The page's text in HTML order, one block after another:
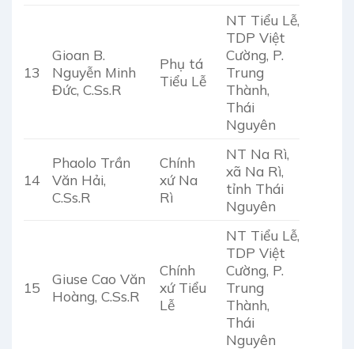
13
Gioan B.
Nguyễn Minh
Đức, C.Ss.R
Phụ tá
Tiểu Lễ
NT Tiểu Lễ,
TDP Việt
Cường, P.
Trung
Thành,
Thái
Nguyên
14
Phaolo Trần
Văn Hải,
C.Ss.R
Chính
xứ Na
Rì
NT Na Rì,
xã Na Rì,
tỉnh Thái
Nguyên
15
Giuse Cao Văn
Hoàng, C.Ss.R
Chính
xứ Tiểu
Lễ
NT Tiểu Lễ,
TDP Việt
Cường, P.
Trung
Thành,
Thái
Nguyên